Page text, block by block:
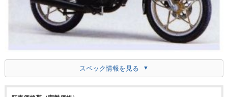
スペック情報を見る